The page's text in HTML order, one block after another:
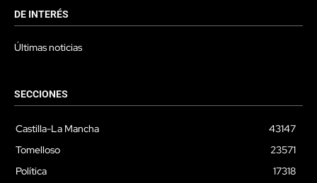
DE INTERÉS
Últimas noticias
SECCIONES
Castilla-La Mancha
43147
Tomelloso
23571
Política
17318